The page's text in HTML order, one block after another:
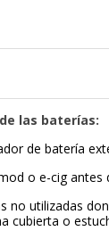
las baterías:
de batería
o e-cig antes
no utilizadas
cubierta o